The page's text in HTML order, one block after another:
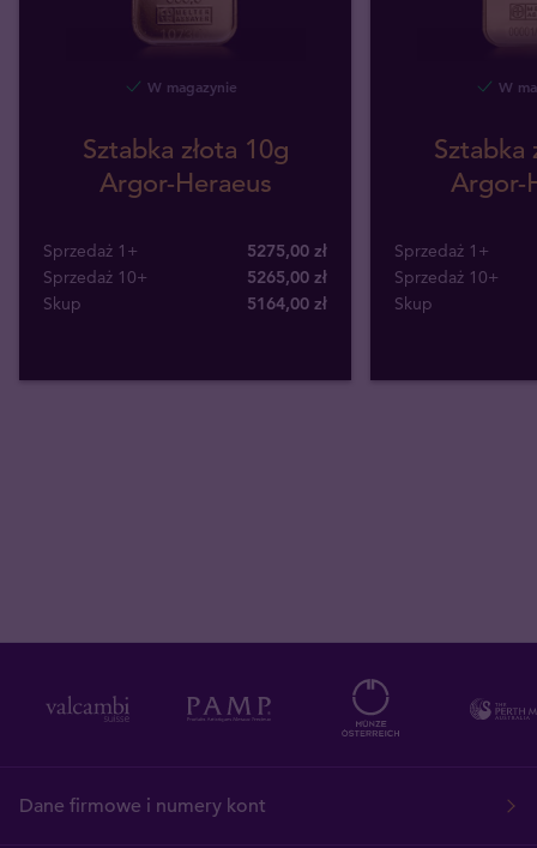
W magazynie
Sztabka złota 10g
Argor-Heraeus
Sprzedaż 1+
5275,00 zł
Sprzedaż 10+
5265,00 zł
Skup
5164,00 zł
W
Sztabka
Argor-
Sprzedaż 1+
Sprzedaż 10+
Skup
Dane firmowe i numery kont